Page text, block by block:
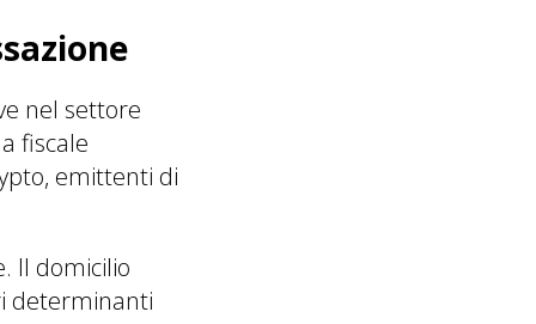
nel settore
fiscale
emittenti di
Il domicilio
determinanti